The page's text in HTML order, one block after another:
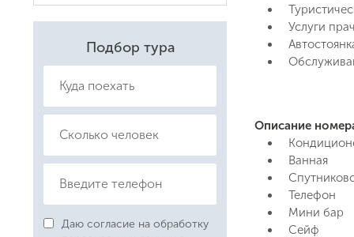
Подбор тура
Даю согласие на обработку
Услуги
Описание
Ванная
Телефон
Мини бар
Сейф